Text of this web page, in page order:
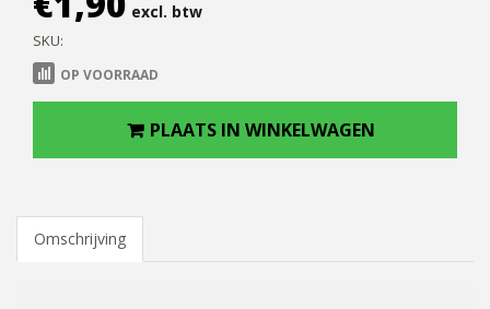
excl. btw
SKU:
OP VOORRAAD
PLAATS IN WINKELWAGEN
Omschrijving